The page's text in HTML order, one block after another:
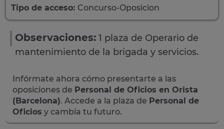
Tipo de acceso: Concurso-Oposicion
Observaciones: 1 plaza de Operario de
mantenimiento de la brigada y servicios.
Infórmate ahora cómo presentarte a las
oposiciones de Personal de Oficios en Orista
(Barcelona). Accede a la plaza de Personal de
Oficios y cambia tu futuro.